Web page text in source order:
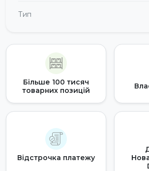
Тип
Більше 100 тисяч
товарних позицій
Відстрочка платежу